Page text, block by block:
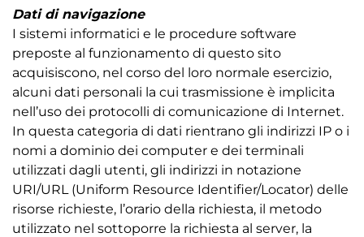
Dati di navigazione
I sistemi informatici e le procedure software
preposte al funzionamento di questo sito
acquisiscono, nel corso del loro normale esercizio,
alcuni dati personali la cui trasmissione è implicita
nell’uso dei protocolli di comunicazione di Internet.
In questa categoria di dati rientrano gli indirizzi IP o i
nomi a dominio dei computer e dei terminali
utilizzati dagli utenti, gli indirizzi in notazione
URI/URL (Uniform Resource Identifier/Locator) delle
risorse richieste, l’orario della richiesta, il metodo
utilizzato nel sottoporre la richiesta al server, la